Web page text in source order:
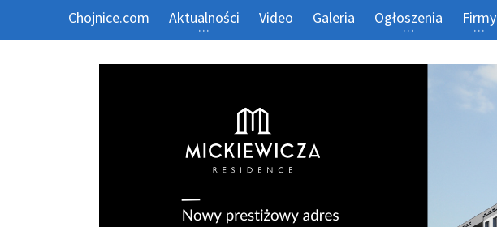
Chojnice.com Aktualności Video Galeria Ogłoszenia Firmy